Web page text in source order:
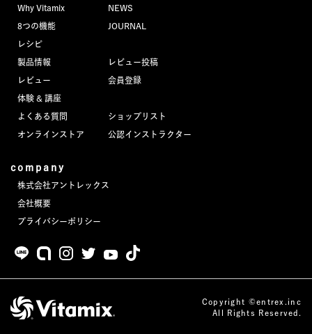
JOURNAL
Why Vitamix
8つの機能
レシピ
製品情報
レビュー
体験 & 講座
よくある質問
オンラインストア
NEWS
JOURNAL
レビュー投稿
会員登録
ショップリスト
公認インストラクター
company
株式会社アントレックス
会社概要
プライバシーポリシー
Copyright ©entrex.inc
All Rights Reserved.